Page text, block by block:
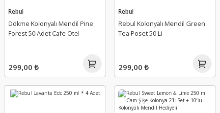
Rebul
Dökme Kolonyalı Mendil Pine
Forest 50 Adet Cafe Otel
299,00 ₺
Rebul
Rebul Kolonyalı Mendil Green
Tea Poset 50 Li
299,00 ₺